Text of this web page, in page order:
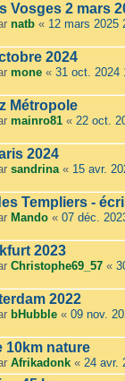
Vosges 2 mars
natb « 12 mars 2025
2024
mone « 31 oct. 2024
Métropole
mainro81 « 22 oct.
2024
sandrina« 15 avr.
Templiers -
Mando « 07 déc.
2023
Christophe69_57 «
2022
bHubble « 09 nov.
10km nature
Afrikadonk « 24 avr.